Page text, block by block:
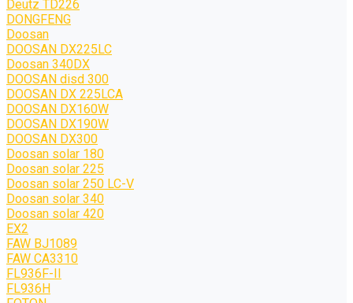
Deutz TD226
DONGFENG
Doosan
DOOSAN DX225LC
Doosan 340DX
DOOSAN disd 300
DOOSAN DX 225LCA
DOOSAN DX160W
DOOSAN DX190W
DOOSAN DX300
Doosan solar 180
Doosan solar 225
Doosan solar 250 LC-V
Doosan solar 340
Doosan solar 420
EX2
FAW BJ1089
FAW CA3310
FL936F-II
FL936H